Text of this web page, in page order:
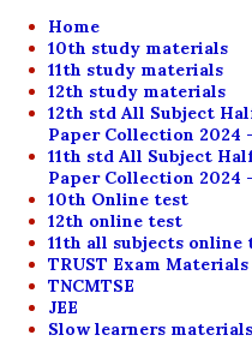
Home
10th study materials
11th study materials
12th study materials
12th std All Subject
Paper Collection 2024
11th std All Subject
Paper Collection 2024
10th Online test
12th online test
11th all subjects online
TRUST Exam Materials
TNCMTSE
JEE
Slow learners materials